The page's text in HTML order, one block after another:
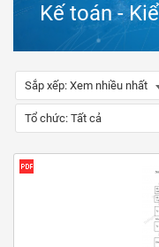
Kế toán -
Sắp xếp: Xem nhiều nhất
Tổ chức: Tất cả